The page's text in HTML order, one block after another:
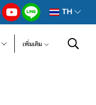
TH
เพิ่มเติม